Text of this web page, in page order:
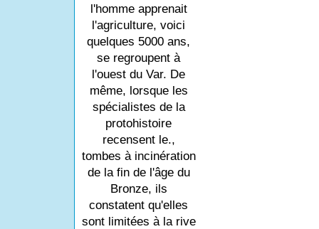
l'homme apprenait
l'agriculture, voici
quelques 5000 ans,
se regroupent à
l'ouest du Var. De
même, lorsque les
spécialistes de la
protohistoire
recensent le.,
tombes à incinération
de la fin de l'âge du
Bronze, ils
constatent qu'elles
sont limitées à la rive